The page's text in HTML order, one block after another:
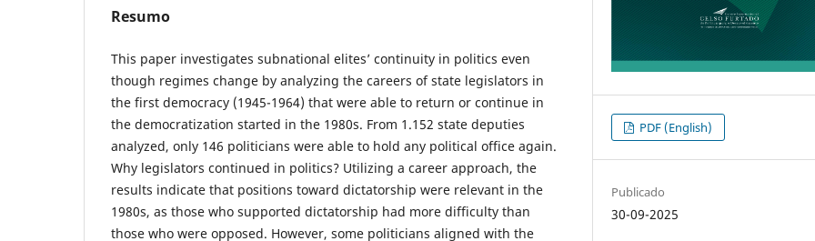
Resumo
This paper investigates subnational elites’ continuity in politics even
though regimes change by analyzing the careers of state legislators in
the first democracy (1945-1964) that were able to return or continue in
the democratization started in the 1980s. From 1.152 state deputies
analyzed, only 146 politicians were able to hold any political office again.
Why legislators continued in politics? Utilizing a career approach, the
results indicate that positions toward dictatorship were relevant in the
1980s, as those who supported dictatorship had more difficulty than
those who were opposed. However, some politicians aligned with the
PDF (English)
Publicado
30-09-2025